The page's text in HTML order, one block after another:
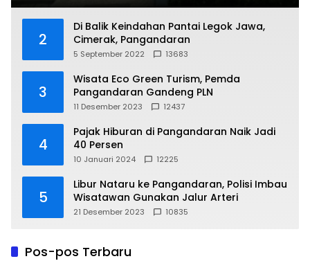
2
Di Balik Keindahan Pantai Legok Jawa,
Cimerak, Pangandaran
5 September 2022 13683
3
Wisata Eco Green Turism, Pemda
Pangandaran Gandeng PLN
11 Desember 2023 12437
4
Pajak Hiburan di Pangandaran Naik Jadi
40 Persen
10 Januari 2024 12225
5
Libur Nataru ke Pangandaran, Polisi Imbau
Wisatawan Gunakan Jalur Arteri
21 Desember 2023 10835
Pos-pos Terbaru